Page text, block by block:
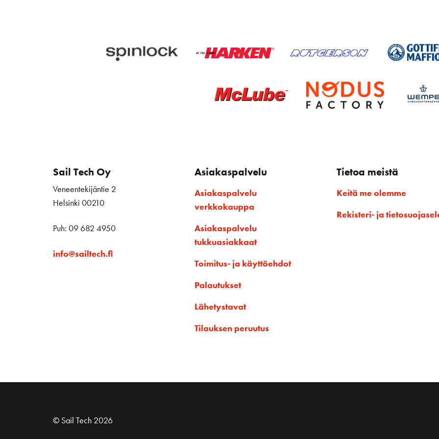
Sail Tech Oy
Veneentekijäntie 2
Helsinki 00210
Puh: 09 682 4950
info@sailtech.fi
Asiakaspalvelu
Asiakaspalvelu
verkkokauppa
Asiakaspalvelu
tukkuasiakkaat
Toimitus- ja käyttöehdot
Palautukset
Lähetystavat
Tilauksen peruutus
Tietoa meistä
Keitä me olemme
Rekisteri- ja
© Sail Tech 2026